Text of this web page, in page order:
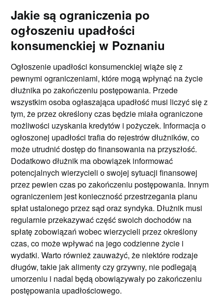
Jakie są ograniczenia po
ogłoszeniu upadłości
konsumenckiej w Poznaniu
Ogłoszenie upadłości konsumenckiej wiąże się z
pewnymi ograniczeniami, które mogą wpłynąć na życie
dłużnika po zakończeniu postępowania. Przede
wszystkim osoba ogłaszająca upadłość musi liczyć się z
tym, że przez określony czas będzie miała ograniczone
możliwości uzyskania kredytów i pożyczek. Informacja o
ogłoszonej upadłości trafia do rejestrów dłużników, co
może utrudnić dostęp do finansowania na przyszłość.
Dodatkowo dłużnik ma obowiązek informować
potencjalnych wierzycieli o swojej sytuacji finansowej
przez pewien czas po zakończeniu postępowania. Innym
ograniczeniem jest konieczność przestrzegania planu
spłat ustalonego przez sąd oraz syndyka. Dłużnik musi
regularnie przekazywać część swoich dochodów na
spłatę zobowiązań wobec wierzycieli przez określony
czas, co może wpływać na jego codzienne życie i
wydatki. Warto również zauważyć, że niektóre rodzaje
długów, takie jak alimenty czy grzywny, nie podlegają
umorzeniu i nadal będą obowiązywały po zakończeniu
postępowania upadłościowego.